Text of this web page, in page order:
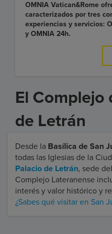
OMNIA Vatican&Rome
caracterizados por tres
experiencias y servicios:
y OMNIA 24h.
El Complejo
de Letrán
Desde la Basílica de San
todas las Iglesias de la
Palacio de Letrán, sede
Complejo Lateranense
interés y valor histórico y
¿Sabes qué visitar en San